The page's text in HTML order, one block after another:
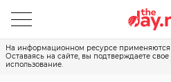
На информационном ресурсе
Оставаясь на сайте, вы подтверждаете свое
использование.